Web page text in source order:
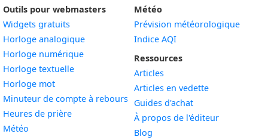
Outils pour webmasters
Widgets gratuits
Horloge analogiqueWidget
Horloge numériqueWidget
Horloge textuelleWidget
Horloge motWidget
Minuteur de compte à rebours Widget
Heures de prièreWidget
Météo
Météo
Prévision météorologique
Indice AQI
Ressources
Articles
Articles en vedette
Guides d'achat
À propos de l'éditeur
Blog